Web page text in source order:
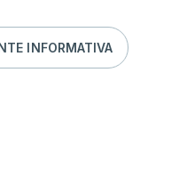
INFORMATIVA